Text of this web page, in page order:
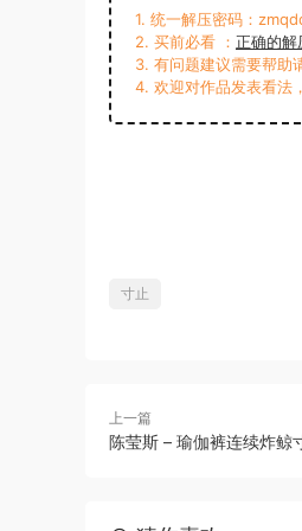
1. 统一解压密码：
2. 买前必看 ： 正确的解
3. 有问题建议需要帮助
4. 欢迎对作品发表看法
寸止
上一篇
陈莹斯 – 瑜伽裤连续炸鲸